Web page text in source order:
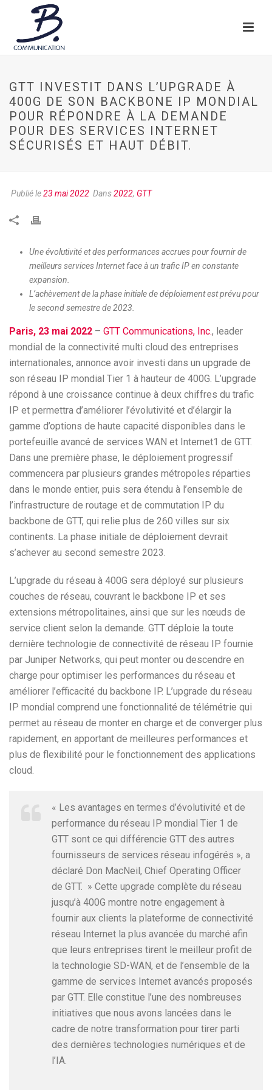
GTT INVESTIT DANS L’UPGRADE À
400G DE SON BACKBONE IP MONDIAL
POUR RÉPONDRE À LA DEMANDE
POUR DES SERVICES INTERNET
SÉCURISÉS ET HAUT DÉBIT.
Publié le23 mai 2022 Dans2022, GTT
Une évolutivité et des performances accrues pour fournir de
meilleurs services Internet face à un trafic IP en constante
expansion.
L’achèvement de la phase initiale de déploiement est prévu pour
le second semestre de 2023.
Paris, 23 mai 2022 – GTT Communications, Inc., leader
mondial de la connectivité multi cloud des entreprises
internationales, annonce avoir investi dans un upgrade de
son réseau IP mondial Tier 1 à hauteur de 400G. L’upgrade
répond à une croissance continue à deux chiffres du trafic
IP et permettra d’améliorer l’évolutivité et d’élargir la
gamme d’options de haute capacité disponibles dans le
portefeuille avancé de services WAN et Internet1 de GTT.
Dans une première phase, le déploiement progressif
commencera par plusieurs grandes métropoles réparties
dans le monde entier, puis sera étendu à l’ensemble de
l’infrastructure de routage et de commutation IP du
backbone de GTT, qui relie plus de 260 villes sur six
continents. La phase initiale de déploiement devrait
s’achever au second semestre 2023.
L’upgrade du réseau à 400G sera déployé sur plusieurs
couches de réseau, couvrant le backbone IP et ses
extensions métropolitaines, ainsi que sur les nœuds de
service client selon la demande. GTT déploie la toute
dernière technologie de connectivité de réseau IP fournie
par Juniper Networks, qui peut monter ou descendre en
charge pour optimiser les performances du réseau et
améliorer l’efficacité du backbone IP. L’upgrade du réseau
IP mondial comprend une fonctionnalité de télémétrie qui
permet au réseau de monter en charge et de converger plus
rapidement, en apportant de meilleures performances et
plus de flexibilité pour le fonctionnement des applications
cloud.
« Les avantages en termes d’évolutivité et de
performance du réseau IP mondial Tier 1 de
GTT sont ce qui différencie GTT des autres
fournisseurs de services réseau infogérés », a
déclaré Don MacNeil, Chief Operating Officer
de GTT. » Cette upgrade complète du réseau
jusqu’à 400G montre notre engagement à
fournir aux clients la plateforme de connectivité
réseau Internet la plus avancée du marché afin
que leurs entreprises tirent le meilleur profit de
la technologie SD-WAN, et de l’ensemble de la
gamme de services Internet avancés proposés
par GTT. Elle constitue l’une des nombreuses
initiatives que nous avons lancées dans le
cadre de notre transformation pour tirer parti
des dernières technologies numériques et de
l’IA.